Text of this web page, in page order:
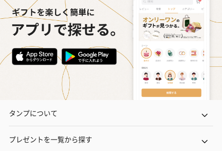
タンプについて
プレゼントを一覧から探す